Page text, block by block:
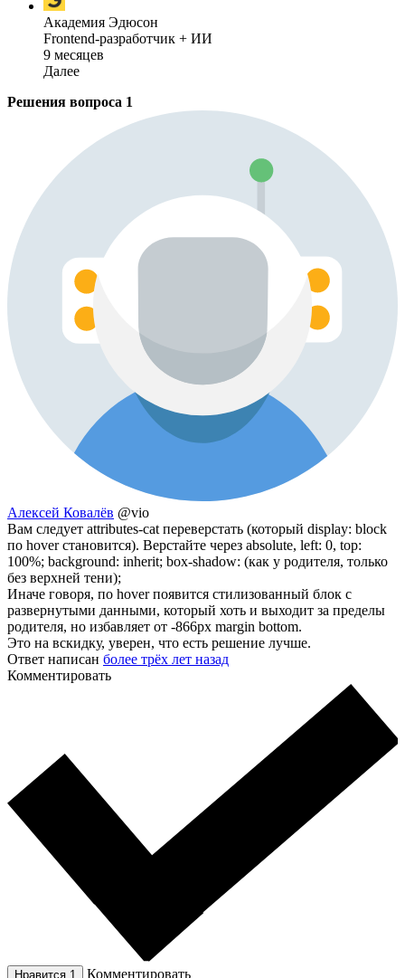
Академия Эдюсон
Frontend-разработчик + ИИ
9 месяцев
Далее
Решения вопроса 1
Алексей Ковалёв @vio
Вам следует attributes-cat переверстать (который display: block
по hover становится). Верстайте через absolute, left: 0, top:
100%; background: inherit; box-shadow: (как у родителя, только
без верхней тени);
Иначе говоря, по hover появится стилизованный блок с
развернутыми данными, который хоть и выходит за пределы
родителя, но избавляет от -866px margin bottom.
Это на вскидку, уверен, что есть решение лучше.
Ответ написан более трёх лет назад
Комментировать
Нравится 1 Комментировать